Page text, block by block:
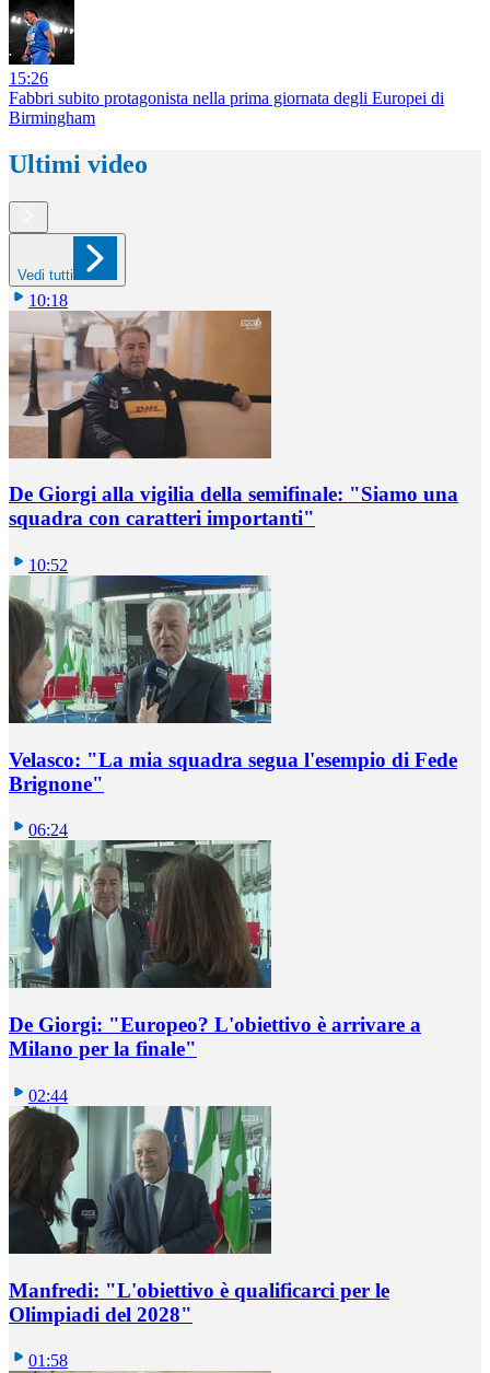
15:26
Fabbri subito protagonista nella prima giornata degli Europei di
Birmingham
Ultimi video
Vedi tutti
10:18
De Giorgi alla vigilia della semifinale: "Siamo una
squadra con caratteri importanti"
10:52
Velasco: "La mia squadra segua l'esempio di Fede
Brignone"
06:24
De Giorgi: "Europeo? L'obiettivo è arrivare a
Milano per la finale"
02:44
Manfredi: "L'obiettivo è qualificarci per le
Olimpiadi del 2028"
01:58